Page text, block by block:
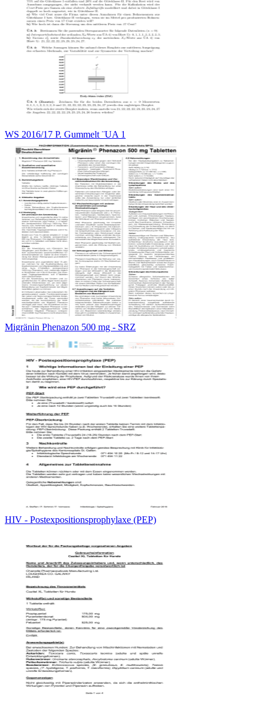
WS 2016/17 P. Gummelt ¨UA 1
Migränin Phenazon 500 mg - SRZ
HIV - Postexpositionsprophylaxe (PEP)